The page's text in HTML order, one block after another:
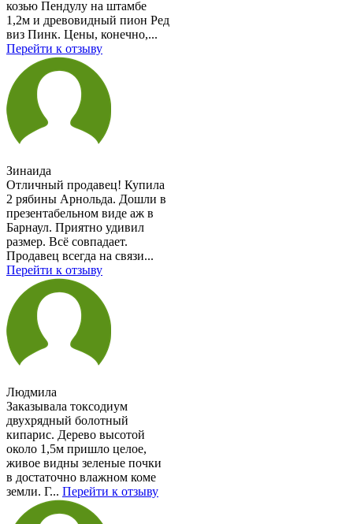
козью Пендулу на штамбе
1,2м и древовидный пион Ред
виз Пинк. Цены, конечно,...
Перейти к отзыву
Зинаида
Отличный продавец! Купила
2 рябины Арнольда. Дошли в
презентабельном виде аж в
Барнаул. Приятно удивил
размер. Всё совпадает.
Продавец всегда на связи...
Перейти к отзыву
Людмила
Заказывала токсодиум
двухрядный болотный
кипарис. Дерево высотой
около 1,5м пришло целое,
живое видны зеленые почки
в достаточно влажном коме
земли. Г... Перейти к отзыву